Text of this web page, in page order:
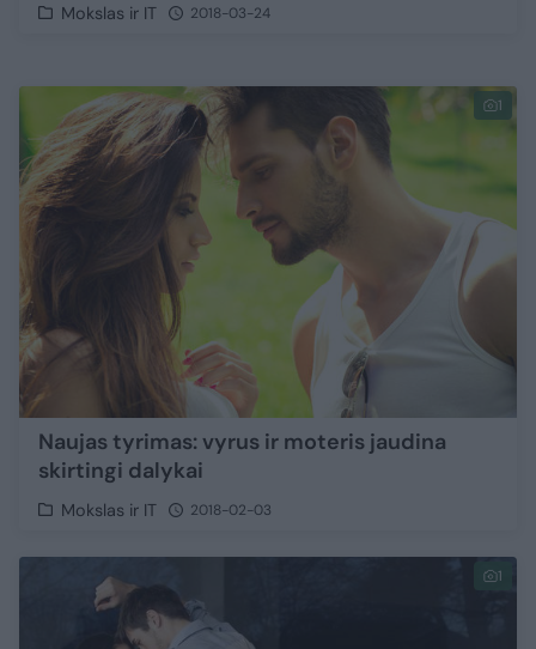
Mokslas ir IT 2018-03-24
1
Naujas tyrimas: vyrus ir moteris jaudina
skirtingi dalykai
Mokslas ir IT 2018-02-03
1